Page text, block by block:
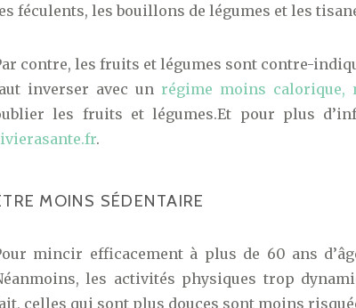
féculents, les bouillons de légumes et les
contre, les fruits et légumes sont contre-
inverser avec un régime moins
les fruits et légumes.Et pour plus
.
MOINS SÉDENTAIRE
mincir efficacement à plus de 60 ans
les activités physiques trop
celles qui sont plus douces sont moins